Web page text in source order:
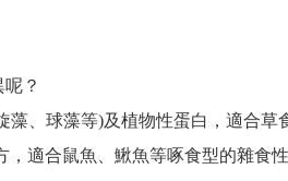
？
、球藻等)及植物性蛋白，適合草
適合鼠魚、鰍魚等啄食型的雜食